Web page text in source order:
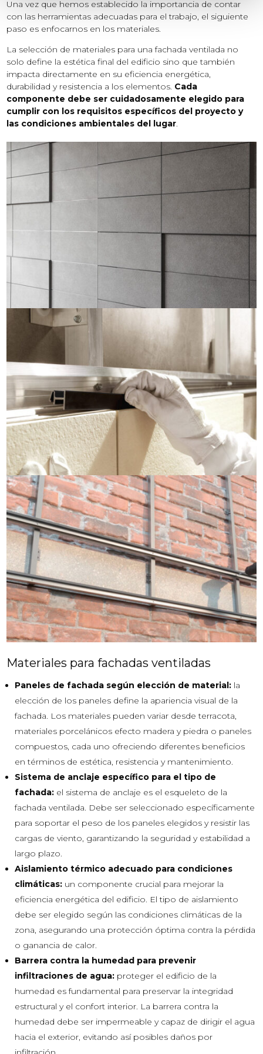
Una vez que hemos establecido la importancia de contar
con las herramientas adecuadas para el trabajo, el siguiente
paso es enfocarnos en los materiales.
La selección de materiales para una fachada ventilada no
solo define la estética final del edificio sino que también
impacta directamente en su eficiencia energética,
durabilidad y resistencia a los elementos. Cada
componente debe ser cuidadosamente elegido para
cumplir con los requisitos específicos del proyecto y
las condiciones ambientales del lugar
Materiales para fachadas ventiladas
Paneles de fachada según elección de material: la
elección de los paneles define la apariencia visual de la
fachada. Los materiales pueden variar desde terracota,
materiales porcelánicos efecto madera y piedra o paneles
compuestos, cada uno ofreciendo diferentes beneficios
en términos de estética, resistencia y mantenimiento.
Sistema de anclaje específico para el tipo de
fachada: el sistema de anclaje es el esqueleto de la
fachada ventilada. Debe ser seleccionado específicamente
para soportar el peso de los paneles elegidos y resistir las
cargas de viento, garantizando la seguridad y estabilidad a
largo plazo.
Aislamiento térmico adecuado para condiciones
climáticas: un componente crucial para mejorar la
eficiencia energética del edificio. El tipo de aislamiento
debe ser elegido según las condiciones climáticas de la
zona, asegurando una protección óptima contra la pérdida
o ganancia de calor.
Barrera contra la humedad para prevenir
infiltraciones de agua: proteger el edificio de la
humedad es fundamental para preservar la integridad
estructural y el confort interior. La barrera contra la
humedad debe ser impermeable y capaz de dirigir el agua
hacia el exterior, evitando así posibles daños por